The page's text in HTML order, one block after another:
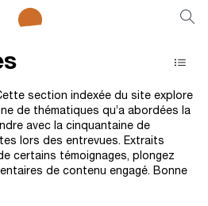
section indexée du site explore
de thématiques qu’a abordées la
avec la cinquantaine de
lors des entrevues. Extraits
certains témoignages, plongez
de contenu engagé. Bonne